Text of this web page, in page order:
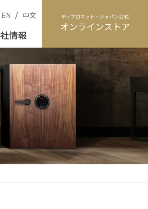
EN / 中文
情報
ディプロマット・ジャパン公式
オンラインストア